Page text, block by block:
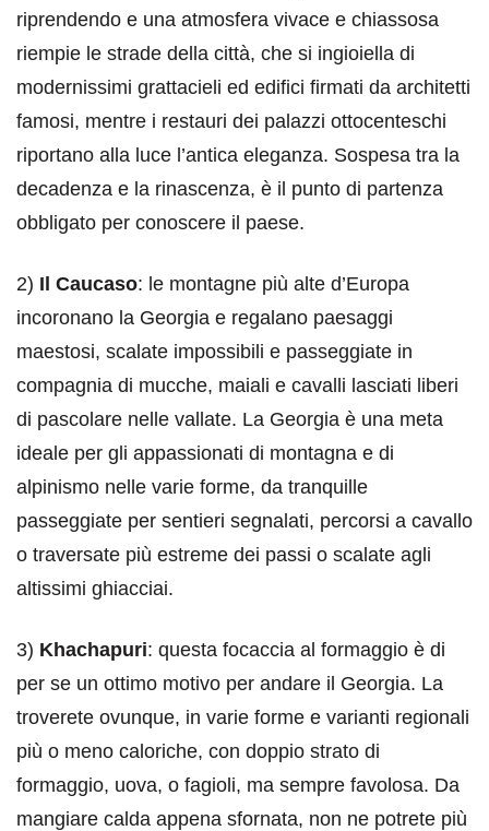
riprendendo e una atmosfera vivace e chiassosa
riempie le strade della città, che si ingioiella di
modernissimi grattacieli ed edifici firmati da architetti
famosi, mentre i restauri dei palazzi ottocenteschi
riportano alla luce l’antica eleganza. Sospesa tra la
decadenza e la rinascenza, è il punto di partenza
obbligato per conoscere il paese.
2) Il Caucaso: le montagne più alte d’Europa
incoronano la Georgia e regalano paesaggi
maestosi, scalate impossibili e passeggiate in
compagnia di mucche, maiali e cavalli lasciati liberi
di pascolare nelle vallate. La Georgia è una meta
ideale per gli appassionati di montagna e di
alpinismo nelle varie forme, da tranquille
passeggiate per sentieri segnalati, percorsi a cavallo
o traversate più estreme dei passi o scalate agli
altissimi ghiacciai.
3) Khachapuri: questa focaccia al formaggio è di
per se un ottimo motivo per andare il Georgia. La
troverete ovunque, in varie forme e varianti regionali
più o meno caloriche, con doppio strato di
formaggio, uova, o fagioli, ma sempre favolosa. Da
mangiare calda appena sfornata, non ne potrete più